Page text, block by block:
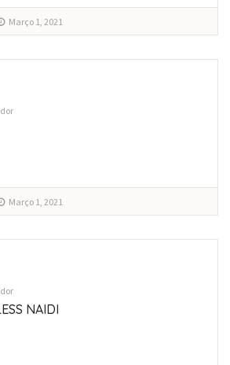
Março 1, 2021
Março 1, 2021
NAIDI